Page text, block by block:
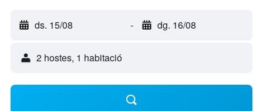
ds. 15/08 - dg. 16/08
2 hostes, 1 habitació